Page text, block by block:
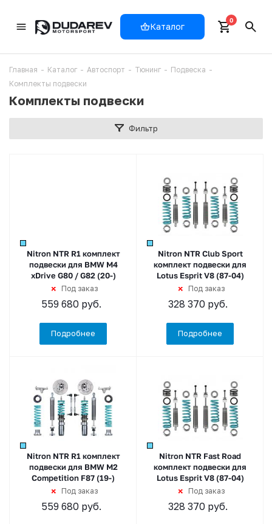
Каталог
0
Главная - Каталог - Автоспорт - Тюнинг - Подвеска -
Комплекты подвески
Комплекты подвески
Фильтр
Nitron NTR R1 комплект
подвески для BMW M4
xDrive G80 / G82 (20-)
Под заказ
559 680руб.
Подробнее
Nitron NTR Club Sport
комплект подвески для
Lotus Esprit V8 (87-04)
Под заказ
328 370 руб.
Подробнее
Nitron NTR R1 комплект
подвески для BMW M2
Competition F87 (19-)
Под заказ
559 680руб.
Nitron NTR Fast Road
комплект подвески для
Lotus Esprit V8 (87-04)
Под заказ
328 370 руб.